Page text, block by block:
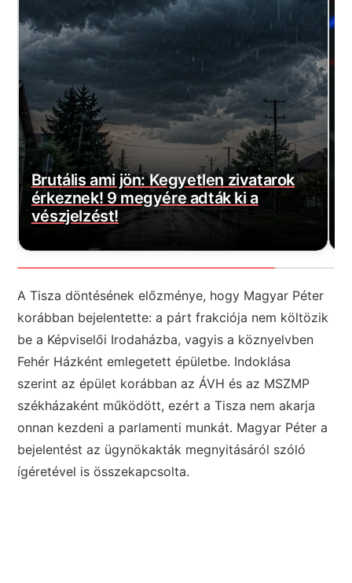
zivatarok
ki a
Magyar Péter
várt jó hírt! Végre
A Tisza döntésének előzménye, hogy Magyar Péter
korábban bejelentette: a párt frakciója nem költözik
be a Képviselői Irodaházba, vagyis a köznyelvben
Fehér Házként emlegetett épületbe. Indoklása
szerint az épület korábban az ÁVH és az MSZMP
székházaként működött, ezért a Tisza nem akarja
onnan kezdeni a parlamenti munkát. Magyar Péter a
bejelentést az ügynökakták megnyitásáról szóló
ígéretével is összekapcsolta.